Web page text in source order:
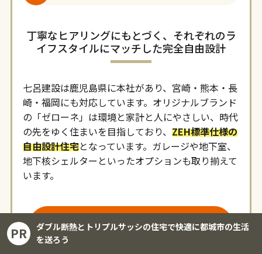
丁寧なヒアリングにもとづく、それぞれのラ
イフスタイルにマッチした完全自由設計
七呂建設は鹿児島県に本社があり、宮崎・熊本・長
崎・福岡にも対応しています。オリジナルブランド
の「ゼローネ」は環境と家計と人にやさしい、時代
の先をゆく住まいを目指しており、 ZEH標準仕様の
自由設計住宅となっています。ガレージや地下室、
地下核シェルターといったオプションも取り揃えて
います。
公式サイトを見る
PR
ダブル断熱とトリプルサッシの住宅で快適に都城市の生活
を送ろう